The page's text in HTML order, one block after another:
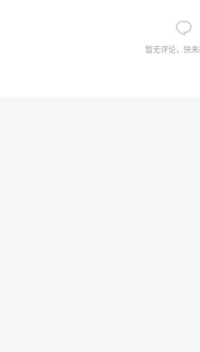
暂无评论，快